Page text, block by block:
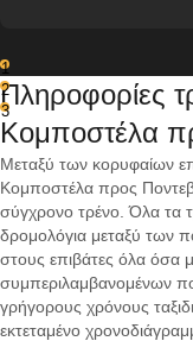
1
2
3
Πληροφορίες
Κομποστέλα
Μεταξύ των κορυφαίων
Κομποστέλα προς
σύγχρονο τρένο. Όλα τα
δρομολόγια μεταξύ των
στους επιβάτες όλα όσα
συμπεριλαμβανομένων
γρήγορους χρόνους
εκτεταμένο